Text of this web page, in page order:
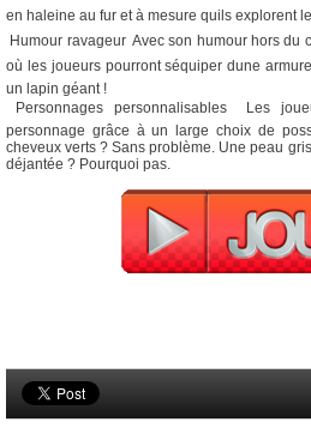
en haleine au fur et à mesure quils explorent
 Humour ravageur  Avec son humour hors
où les joueurs pourront séquiper dune
un lapin géant !
 Personnages personnalisables  Les
personnage grâce à un large choix de
cheveux verts ? Sans problème. Une peau
déjantée ? Pourquoi pas.